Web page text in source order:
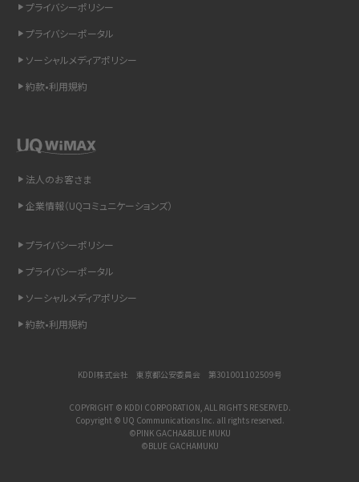
インスタのDMの送り方は？便利機能の使い方や注意点をわかりやすく解説
「iPhoneを探す」の使い方と設定方法を紹介！ブラウザやアプリから探す方法を
詳しく解説
Wi-Fiを快適に使うための速度はどれくらい？用途別の目安・回線ごとの平均を
LINEの着信音や通知音の設定・変更方法を解説！鳴らない場合の対処法も紹介
ASMRとは？意味や動画の種類、楽しみ方を紹介
プライバシーポリシー
プライバシーポータル
ソーシャルメディアポリシー
約款•利用規約
法人のお客さま
企業情報（UQコミュニケーションズ）
プライバシーポリシー
プライバシーポータル
ソーシャルメディアポリシー
約款•利用規約
KDDI株式会社 東京都公安委員会 第301001102509号
COPYRIGHT © KDDI CORPORATION, ALL RIGHTS RESERVED.
Copyright © UQ Communications Inc. all rights reserved.
©PINK GACHA&BLUE MUKU
©BLUE GACHAMUKU